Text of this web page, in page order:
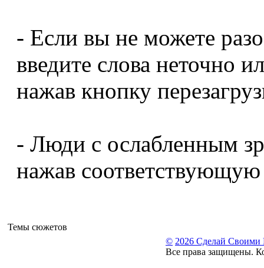
- Если вы не можете
введите слова неточно
нажав кнопку
- Люди с ослабленным
нажав
Темы сюжетов
© 2026 Сделай Своими
Все права защищены.